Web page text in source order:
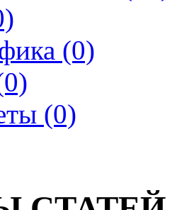
(0)
(0)